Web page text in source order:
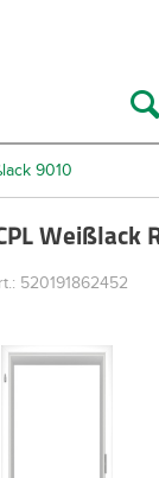
9010
Weißlack
520191862452